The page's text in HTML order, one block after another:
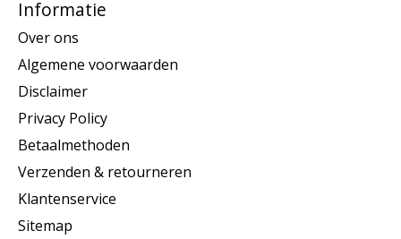
Informatie
Over ons
Algemene voorwaarden
Disclaimer
Privacy Policy
Betaalmethoden
Verzenden & retourneren
Klantenservice
Sitemap